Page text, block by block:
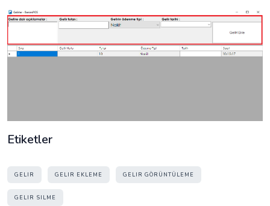
Etiketler
GELIR GELIR EKLEME GELIR GÖRÜNTÜLEME
GELIR SILME